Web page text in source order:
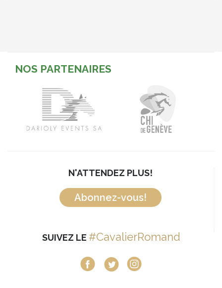
NOS PARTENAIRES
N'ATTENDEZ PLUS!
Abonnez-vous!
SUIVEZ LE #CavalierRomand